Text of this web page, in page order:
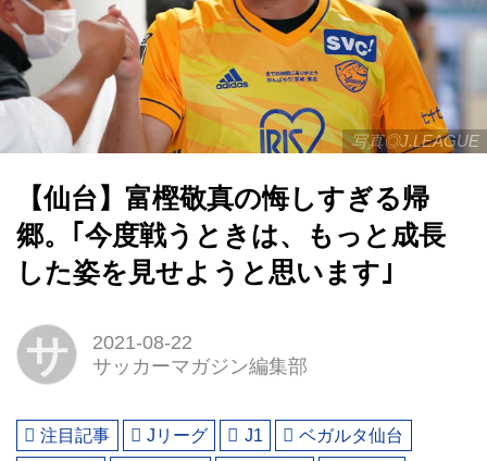
写真◎J.LEAGUE
【仙台】富樫敬真の悔しすぎる帰
郷。｢今度戦うときは、もっと成長
した姿を見せようと思います｣
サ
2021-08-22
サッカーマガジン編集部
注目記事 Jリーグ J1
ベガルタ仙台